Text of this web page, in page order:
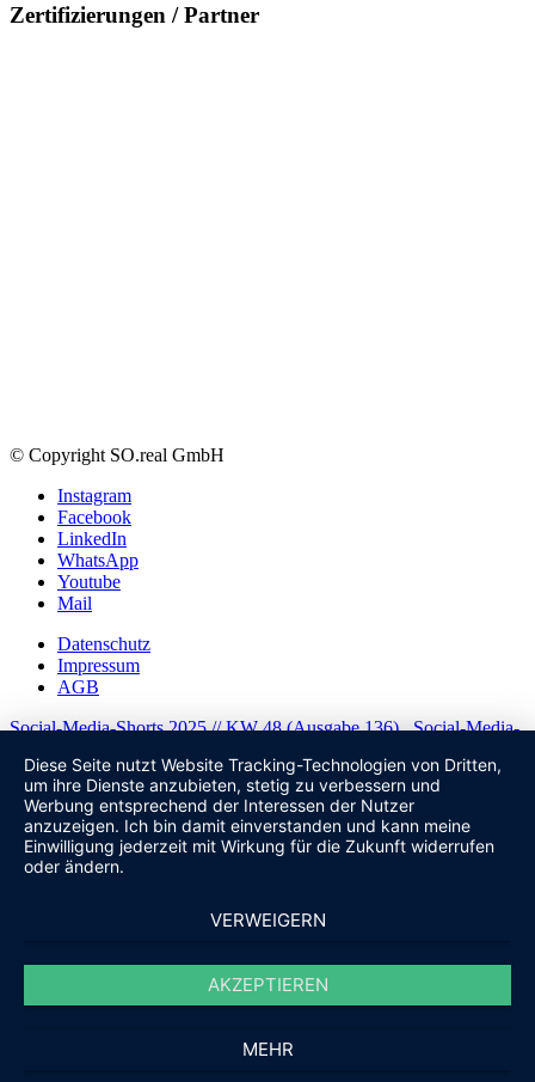
Zertifizierungen / Partner
© Copyright SO.real GmbH
Instagram
Facebook
LinkedIn
WhatsApp
Youtube
Mail
Datenschutz
Impressum
AGB
Social-Media-Shorts 2025 // KW 48 (Ausgabe 136)
Social-Media-
Nach oben scrollen
Diese Seite nutzt Website Tracking-Technologien von Dritten,
um ihre Dienste anzubieten, stetig zu verbessern und
Werbung entsprechend der Interessen der Nutzer
anzuzeigen. Ich bin damit einverstanden und kann meine
Einwilligung jederzeit mit Wirkung für die Zukunft widerrufen
oder ändern.
VERWEIGERN
AKZEPTIEREN
MEHR